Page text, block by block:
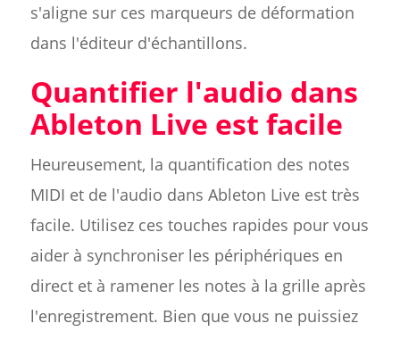
s'aligne sur ces marqueurs de déformation
dans l'éditeur d'échantillons.
Quantifier l'audio dans
Ableton Live est facile
Heureusement, la quantification des notes
MIDI et de l'audio dans Ableton Live est très
facile. Utilisez ces touches rapides pour vous
aider à synchroniser les périphériques en
direct et à ramener les notes à la grille après
l'enregistrement. Bien que vous ne puissiez